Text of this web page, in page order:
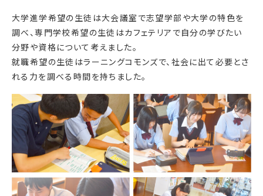
大学進学希望の生徒は大会議室で志望学部や大学の特色を
調べ、専門学校希望の生徒はカフェテリアで自分の学びたい
分野や資格について考えました。
就職希望の生徒はラーニングコモンズで、社会に出て必要とさ
れる力を調べる時間を持ちました。